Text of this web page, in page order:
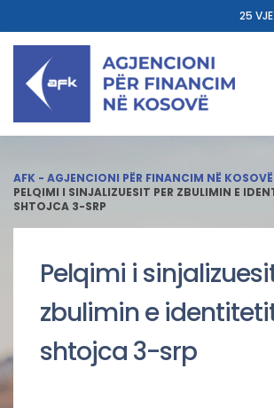
25
AFK - AGJENCIONI PËR FINANCIM NË KOSOVË
PELQIMI I SINJALIZUESIT PER ZBULIMIN E
SHTOJCA 3-SRP
Pelqimi i
zbulimin e
shtojca 3-srp